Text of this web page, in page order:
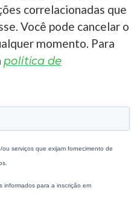
correlacionadas que
Você pode cancelar o
momento. Para
política de